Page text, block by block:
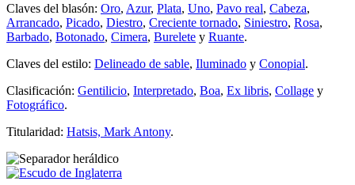
Claves del blasón: Oro, Azur, Plata, Uno, Pavo real, Cabeza,
Arrancado, Picado, Diestro, Creciente tornado, Siniestro, Rosa,
Barbado, Botonado, Cimera, Burelete y Ruante.
Claves del estilo: Delineado de sable, Iluminado y Conopial.
Clasificación: Gentilicio, Interpretado, Boa, Ex libris, Collage y
Fotográfico.
Titularidad: Hatsis, Mark Antony.